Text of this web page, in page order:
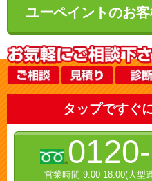
ユーペイントのお
タップですぐ
営業時間 9:00-18:00(大型